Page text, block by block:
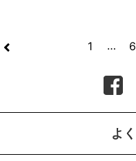
< 1 … 6
よ